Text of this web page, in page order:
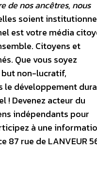
de nos ancêtres, nous
soient
est votre média
Citoyens et
Que vous soyez
but non-lucratif,
le développement
! Devenez acteur du
indépendants pour
à une
87 rue de LANVEUR